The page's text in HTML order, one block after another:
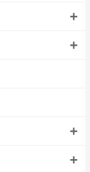
+
+
+
+